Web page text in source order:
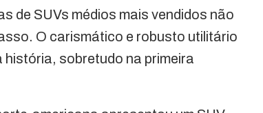
de SUVs médios mais vendidos não
O carismático e robusto utilitário
história, sobretudo na primeira